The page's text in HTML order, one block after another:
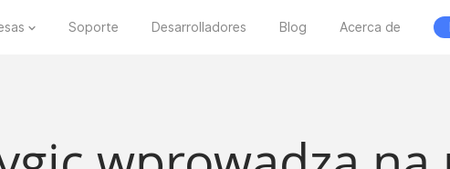
Soporte Desarrolladores Blog Acerca de